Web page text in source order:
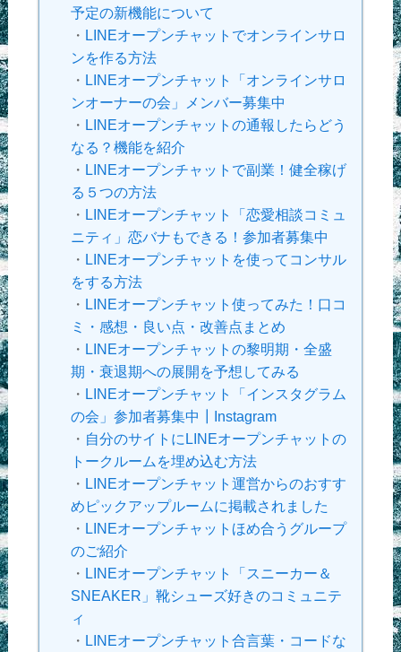
予定の新機能について
・ LINEオープンチャットでオンラインサロ
ンを作る方法
・ LINEオープンチャット「オンラインサロ
ンオーナーの会」メンバー募集中
・ LINEオープンチャットの通報したらどう
なる？機能を紹介
・ LINEオープンチャットで副業！健全稼げ
る５つの方法
・ LINEオープンチャット「恋愛相談コミュ
ニティ」恋バナもできる！参加者募集中
・ LINEオープンチャットを使ってコンサル
をする方法
・ LINEオープンチャット使ってみた！口コ
ミ・感想・良い点・改善点まとめ
・ LINEオープンチャットの黎明期・全盛
期・衰退期への展開を予想してみる
・ LINEオープンチャット「インスタグラム
の会」参加者募集中┃Instagram
・ 自分のサイトにLINEオープンチャットの
トークルームを埋め込む方法
・ LINEオープンチャット運営からのおすす
めピックアップルームに掲載されました
・ LINEオープンチャットほめ合うグループ
のご紹介
・ LINEオープンチャット「スニーカー＆
SNEAKER」靴シューズ好きのコミュニテ
ィ
・ LINEオープンチャット合言葉・コードな